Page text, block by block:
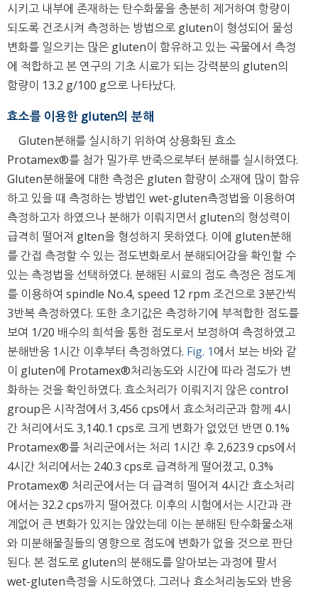
시키고 내부에 존재하는 탄수화물을 충분히 제거하여 항량이
되도록 건조시켜 측정하는 방법으로 gluten이 형성되어 물성
변화를 일으키는 많은 gluten이 함유하고 있는 곡물에서 측정
에 적합하고 본 연구의 기초 시료가 되는 강력분의 gluten의
함량이 13.2 g/100 g으로 나타났다.
효소를 이용한 gluten의 분해
Gluten분해를 실시하기 위하여 상용화된 효소
Protamex®를 첨가 밀가루 반죽으로부터 분해를 실시하였다.
Gluten분해물에 대한 측정은 gluten 함량이 소재에 많이 함유
하고 있을 때 측정하는 방법인 wet-gluten측정법을 이용하여
측정하고자 하였으나 분해가 이뤄지면서 gluten의 형성력이
급격히 떨어져 glten을 형성하지 못하였다. 이에 gluten분해
를 간접 측정할 수 있는 점도변화로서 분해되어감을 확인할 수
있는 측정법을 선택하였다. 분해된 시료의 점도 측정은 점도계
를 이용하여 spindle No.4, speed 12 rpm 조건으로 3분간씩
3반복 측정하였다. 또한 초기값은 측정하기에 부적합한 점도를
보여 1/20 배수의 희석을 통한 점도로서 보정하여 측정하였고
분해반응 1시간 이후부터 측정하였다. Fig. 1에서 보는 바와 같
이 gluten에 Protamex®처리농도와 시간에 따라 점도가 변
화하는 것을 확인하였다. 효소처리가 이뤄지지 않은 control
group은 시작점에서 3,456 cps에서 효소처리군과 함께 4시
간 처리에서도 3,140.1 cps로 크게 변화가 없었던 반면 0.1%
Protamex®를 처리군에서는 처리 1시간 후 2,623.9 cps에서
4시간 처리에서는 240.3 cps로 급격하게 떨어졌고, 0.3%
Protamex® 처리군에서는 더 급격히 떨어져 4시간 효소처리
에서는 32.2 cps까지 떨어졌다. 이후의 시험에서는 시간과 관
계없어 큰 변화가 있지는 않았는데 이는 분해된 탄수화물소재
와 미분해물질들의 영향으로 점도에 변화가 없을 것으로 판단
된다. 본 점도로 gluten의 분해도를 알아보는 과정에 팔서
wet-gluten측정을 시도하였다. 그러나 효소처리농도와 반응